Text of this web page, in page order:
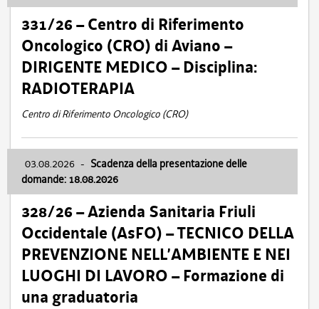
331/26 – Centro di Riferimento
Oncologico (CRO) di Aviano –
DIRIGENTE MEDICO – Disciplina:
RADIOTERAPIA
Centro di Riferimento Oncologico (CRO)
03.08.2026 - Scadenza della presentazione delle
domande: 18.08.2026
328/26 – Azienda Sanitaria Friuli
Occidentale (AsFO) – TECNICO DELLA
PREVENZIONE NELL’AMBIENTE E NEI
LUOGHI DI LAVORO – Formazione di
una graduatoria